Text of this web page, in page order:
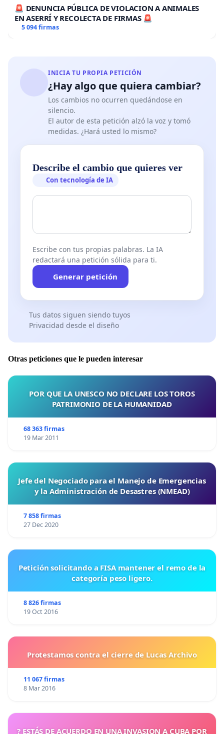
🚨 DENUNCIA PÚBLICA DE VIOLACION A ANIMALES
EN ASERRÍ Y RECOLECTA DE FIRMAS 🚨
5 094 firmas
INICIA TU PROPIA PETICIÓN
¿Hay algo que quiera cambiar?
Los cambios no ocurren quedándose en
silencio.
El autor de esta petición alzó la voz y tomó
medidas. ¿Hará usted lo mismo?
Describe el cambio que quieres ver
Con tecnología de IA
Escribe con tus propias palabras. La IA
redactará una petición sólida para ti.
Generar petición
Tus datos siguen siendo tuyos
Privacidad desde el diseño
Otras peticiones que le pueden interesar
POR QUE LA UNESCO NO DECLARE LOS TOROS
PATRIMONIO DE LA HUMANIDAD
68 363 firmas
19 Mar 2011
Jefe del Negociado para el Manejo de Emergencias
y la Administración de Desastres (NMEAD)
7 858 firmas
27 Dec 2020
Petición solicitando a FISA mantener el remo de la
categoría peso ligero.
8 826 firmas
19 Oct 2016
Protestamos contra el cierre de Lucas Archivo
11 067 firmas
8 Mar 2016
? ESTÁS DE ACUERDO EN UNA INVASION A CUBA POR